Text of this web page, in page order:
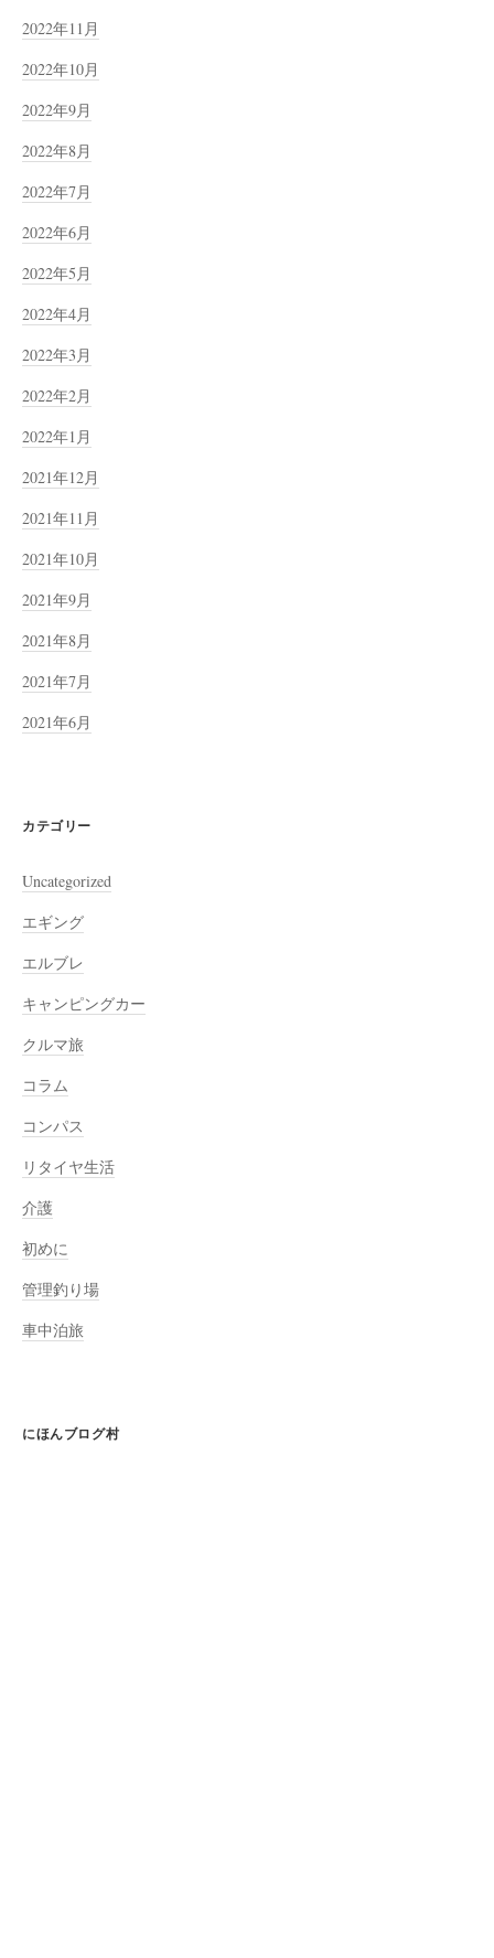
2022年11月
2022年10月
2022年9月
2022年8月
2022年7月
2022年6月
2022年5月
2022年4月
2022年3月
2022年2月
2022年1月
2021年12月
2021年11月
2021年10月
2021年9月
2021年8月
2021年7月
2021年6月
カテゴリー
Uncategorized
エギング
エルブレ
キャンピングカー
クルマ旅
コラム
コンパス
リタイヤ生活
介護
初めに
管理釣り場
車中泊旅
にほんブログ村